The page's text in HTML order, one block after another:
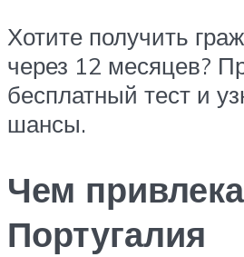
Хотите получить
через 12 месяцев?
бесплатный тест и
шансы.
Чем
Португалия